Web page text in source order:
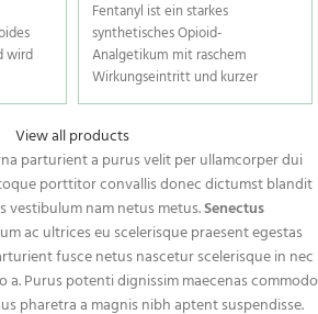
wird
wird
bis
die
von
die
Fentanyl ist ein starkes
synthetisches Opioid-
Analgetikum mit raschem
Wirkungseintritt und kurzer
Wirkdauer. Es ist ein starker
Rezeptoren. In der Vergangenheit
wurde es zur Behandlung von
Durchbruchschmerzen eingesetzt
und wird häufig als Analgetikum
in Vorbehandlungssituationen
und als Anästhetikum in
Kombination mit einem
Benzodiazepin verwendet. Da
View all products
parturient a purus velit per ullamcorper dui
porttitor convallis donec dictumst blandit
nam netus metus.Senectus
ac ultrices eu scelerisque praesent egestas
fusce netus nascetur scelerisque in nec
a. Purus potenti dignissim maecenas commodo
pharetra a magnis nibh aptent suspendisse.